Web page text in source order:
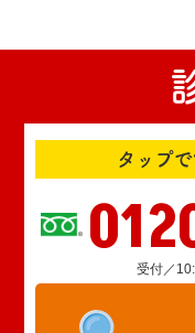
タップ
受付／